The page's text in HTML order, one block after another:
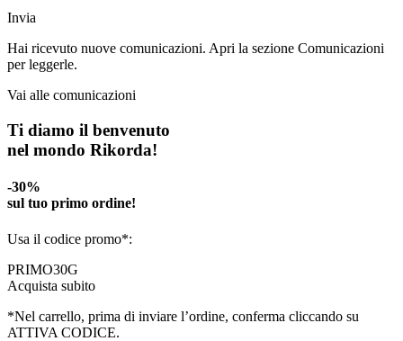
Invia
Hai ricevuto nuove comunicazioni. Apri la sezione Comunicazioni
per leggerle.
Vai alle comunicazioni
Ti diamo il benvenuto
nel mondo Rikorda!
-30%
sul tuo primo ordine!
Usa il codice promo*:
PRIMO30G
Acquista subito
*Nel carrello, prima di inviare l’ordine, conferma cliccando su
ATTIVA CODICE.